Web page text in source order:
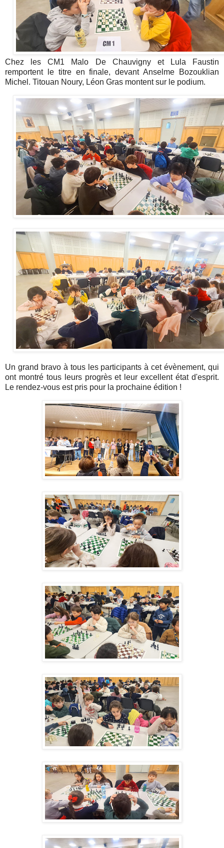
Chez les CM1 Malo De Chauvigny et Lula Faustin
remportent le titre en finale, devant Anselme Bozouklian
Michel. Titouan Noury, Léon Gras montent sur le podium.
Un grand bravo à tous les participants à cet évènement, qui
ont montré tous leurs progrès et leur excellent état d'esprit.
Le rendez-vous est pris pour la prochaine édition !